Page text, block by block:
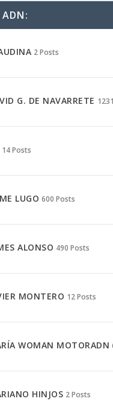
ADN:
2 Posts
G. DE NAVARRETE
14 Posts
LUGO 600 Posts
ALONSO 490 Posts
MONTERO 12 Posts
WOMAN MOTORADN
HINJOS 2 Posts